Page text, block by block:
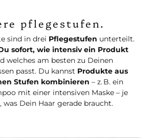
pflegestufen.
sind in drei Pflegestufen unterteilt.
sofort, wie intensiv ein Produkt
welches am besten zu Deinen
passt. Du kannst Produkte aus
Stufen kombinieren – z. B. ein
mit einer intensiven Maske – je
was Dein Haar gerade braucht.